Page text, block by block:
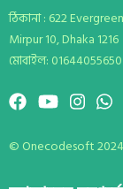
ঠিকানা : 622
Mirpur 10, Dhaka 1216
মোবাইল: 01644055650
© Onecodesoft 2024